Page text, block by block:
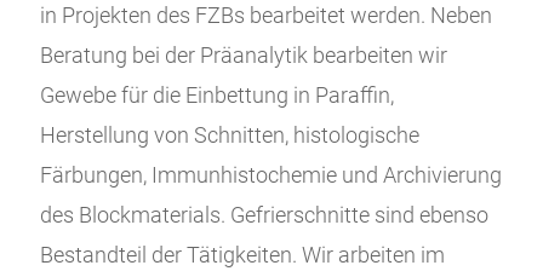
in Projekten des FZBs bearbeitet werden. Neben
Beratung bei der Präanalytik bearbeiten wir
Gewebe für die Einbettung in Paraffin,
Herstellung von Schnitten, histologische
Färbungen, Immunhistochemie und Archivierung
des Blockmaterials. Gefrierschnitte sind ebenso
Bestandteil der Tätigkeiten. Wir arbeiten im